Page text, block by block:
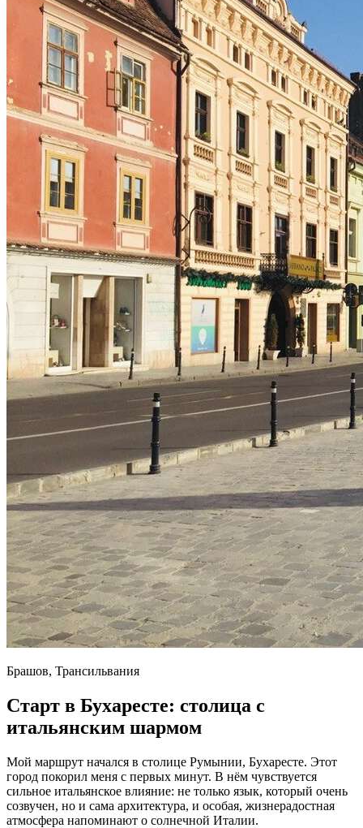
Брашов, Трансильвания
Старт в Бухаресте: столица с
итальянским шармом
Мой маршрут начался в столице Румынии, Бухаресте. Этот
город покорил меня с первых минут. В нём чувствуется
сильное итальянское влияние: не только язык, который очень
созвучен, но и сама архитектура, и особая, жизнерадостная
атмосфера напоминают о солнечной Италии.